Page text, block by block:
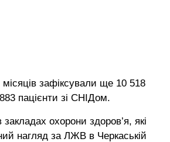
місяців зафіксували ще 10 518
пацієнти зі СНІДом.
охорони здоров’я, які
нагляд за ЛЖВ в Черкаській